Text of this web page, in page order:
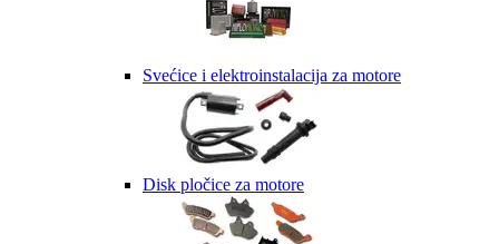
Svećice i elektroinstalacija za motore
Disk pločice za motore